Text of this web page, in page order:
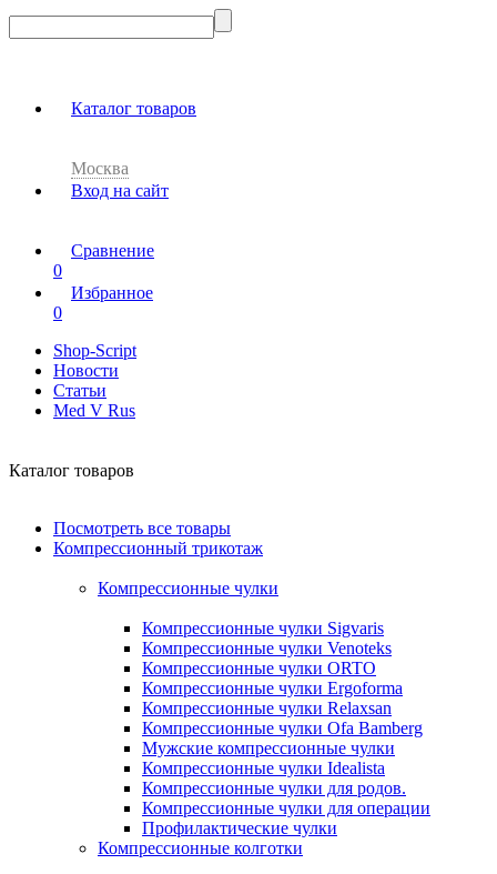
Каталог товаров
Москва
Вход на сайт
Сравнение
0
Избранное
0
Shop-Script
Новости
Статьи
Med V Rus
Каталог товаров
Посмотреть все товары
Компрессионный трикотаж
Компрессионные чулки
Компрессионные чулки Sigvaris
Компрессионные чулки Venoteks
Компрессионные чулки ORTO
Компрессионные чулки Ergoforma
Компрессионные чулки Relaxsan
Компрессионные чулки Ofa Bamberg
Мужские компрессионные чулки
Компрессионные чулки Idealista
Компрессионные чулки для родов.
Компрессионные чулки для операции
Профилактические чулки
Компрессионные колготки